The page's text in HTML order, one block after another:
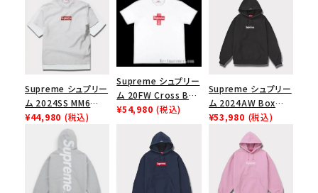
Supreme シュプリー
ム 2024SS MM6
Maison Margiela
Box Logo Tee MM6
メゾンマルジェラボッ
クスロゴTシャツ ホ
ワイト 白
¥44,980 (税込)
Supreme シュプリー
ム 20FW Cross Box
Logo Tee クロスボ
¥54,980 (税込)
Supreme シュプリー
ム 2024AW Box
Logo Hooded
Sweatshirt ボック
スロゴフードパーカー
ブラック 黒
¥53,980 (税込)